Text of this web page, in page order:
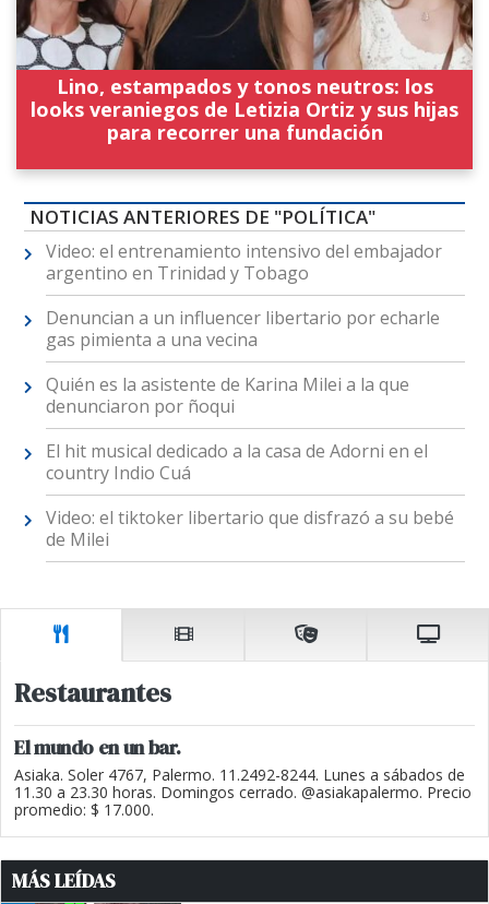
Lino, estampados y tonos neutros: los
looks veraniegos de Letizia Ortiz y sus hijas
para recorrer una fundación
NOTICIAS ANTERIORES DE "POLÍTICA"
Video: el entrenamiento intensivo del embajador
argentino en Trinidad y Tobago
Denuncian a un influencer libertario por echarle
gas pimienta a una vecina
Quién es la asistente de Karina Milei a la que
denunciaron por ñoqui
El hit musical dedicado a la casa de Adorni en el
country Indio Cuá
Video: el tiktoker libertario que disfrazó a su bebé
de Milei
Restaurantes
El mundo en un bar.
Asiaka. Soler 4767, Palermo. 11.2492-8244. Lunes a sábados de
11.30 a 23.30 horas. Domingos cerrado. @asiakapalermo. Precio
promedio: $ 17.000.
MÁS LEÍDAS